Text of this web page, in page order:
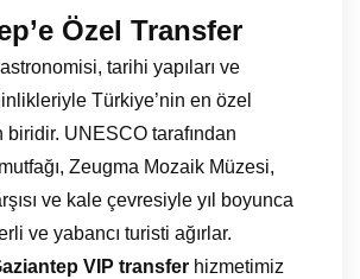
Özel Transfer
tarihi yapıları ve
Türkiye’nin en özel
UNESCO tarafından
Zeugma Mozaik Müzesi,
ve kale çevresiyle yıl boyunca
ve yabancı turisti ağırlar.
VIP transfer hizmetimiz